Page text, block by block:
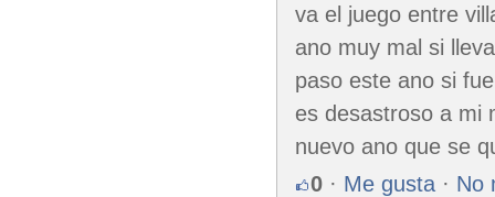
va el juego entre
ano muy mal si
paso este ano si
es desastroso a mi
nuevo ano que se
0 · Me gusta · No